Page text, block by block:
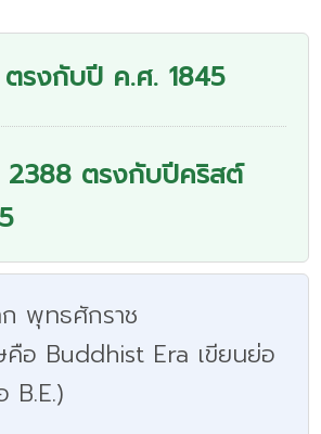
รงกับปี ค.ศ. 1845
2388 ตรงกับปีคริสต์
พุทธศักราช
อ Buddhist Era เขียนย่อ
B.E.)